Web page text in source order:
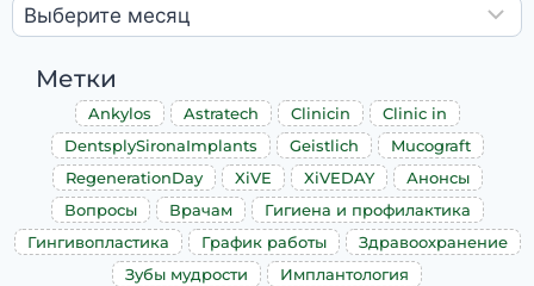
Метки
Ankylos Astratech Clinicin
Clinic in
DentsplySironaImplants
Geistlich
Mucograft
RegenerationDay
XiVE XiVEDAY
Анонсы
Вопросы
Врачам
Гигиена и профилактика
Гингивопластика
График работы
Здравоохранение
Зубы мудрости
Имплантология